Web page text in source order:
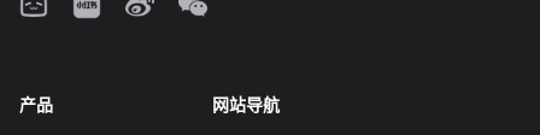
产品 网站导航